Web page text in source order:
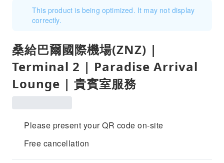
This product is being optimized. It may not display
correctly.
桑給巴爾國際機場(ZNZ) |
Terminal 2 | Paradise Arrival
Lounge | 貴賓室服務
Please present your QR code on-site
Free cancellation